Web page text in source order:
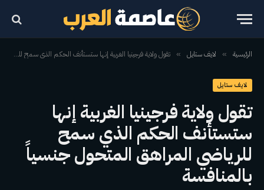
الرئيسية » لايف ستايل » تقول ولاية فرجينيا الغربية إنها ستستأنف الحكم الذي سمح للرياضي المراهق المتحول جنسياً بالمنافسة
لايف ستايل
تقول ولاية فرجينيا الغربية إنها
ستستأنف الحكم الذي سمح
للرياضي المراهق المتحول جنسياً
بالمنافسة